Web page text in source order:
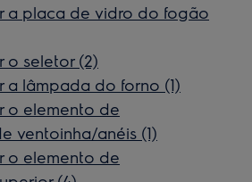
a placa de vidro do fogão
o seletor (2)
a lâmpada do forno (1)
o elemento de
ventoinha/anéis (1)
o elemento de